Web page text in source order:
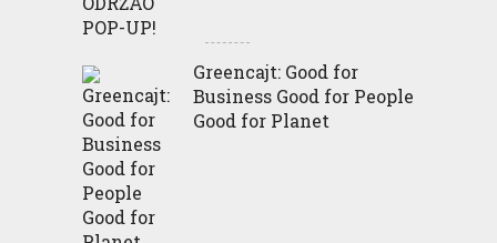
Greencajt: Good for
Business Good for People
Good for Planet